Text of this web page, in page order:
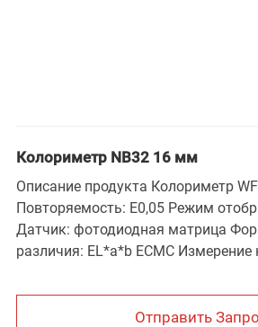
Колориметр NB32 16 мм
Описание продукта Колориметр
Повторяемость: E0,05 Режим
Датчик: фотодиодная матрица
различия: EL*a*b ECMC
Отправить